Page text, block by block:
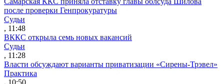
после проверки Генпрокуратуры
Судьи
, 11:48
ВККС открыла семь новых вакансий
Судьи
, 11:28
Власти обсуждают варианты приватизации «Сирены-Трэвел»
Практика
, 10:50